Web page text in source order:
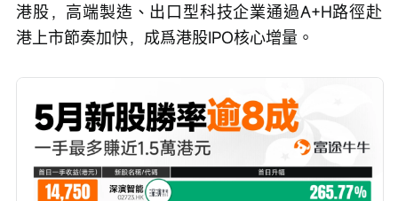
港股，高端製造、出口型科技企業通過A+H路徑赴
港上市節奏加快，成爲港股IPO核心增量。